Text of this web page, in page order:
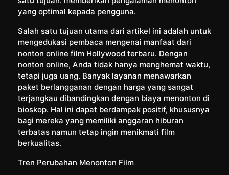
yang optimal kepada pengguna.
Salah satu tujuan utama dari artikel ini adalah untuk
mengedukasi pembaca mengenai manfaat dari
nonton online film Hollywood terbaru. Dengan
nonton online, Anda tidak hanya menghemat waktu,
tetapi juga uang. Banyak layanan menawarkan
paket berlangganan dengan harga yang sangat
terjangkau dibandingkan dengan biaya menonton di
bioskop. Hal ini dapat berdampak positif, khususnya
bagi mereka yang memiliki anggaran hiburan
terbatas namun tetap ingin menikmati film
berkualitas.
Tren Perubahan Menonton Film